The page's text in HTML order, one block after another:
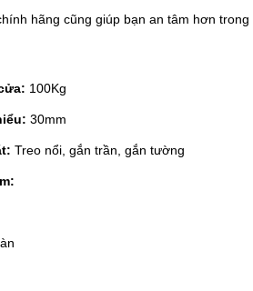
hãng cũng giúp bạn an tâm hơn trong
100Kg
30mm
Treo nổi, gắn trần, gắn tường